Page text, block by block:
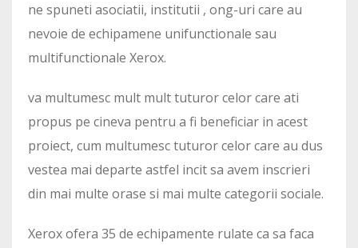
ne spuneti asociatii, institutii , ong-uri care au
nevoie de echipamene unifunctionale sau
multifunctionale Xerox.
va multumesc mult mult tuturor celor care ati
propus pe cineva pentru a fi beneficiar in acest
proiect, cum multumesc tuturor celor care au dus
vestea mai departe astfel incit sa avem inscrieri
din mai multe orase si mai multe categorii sociale.
Xerox ofera 35 de echipamente rulate ca sa faca